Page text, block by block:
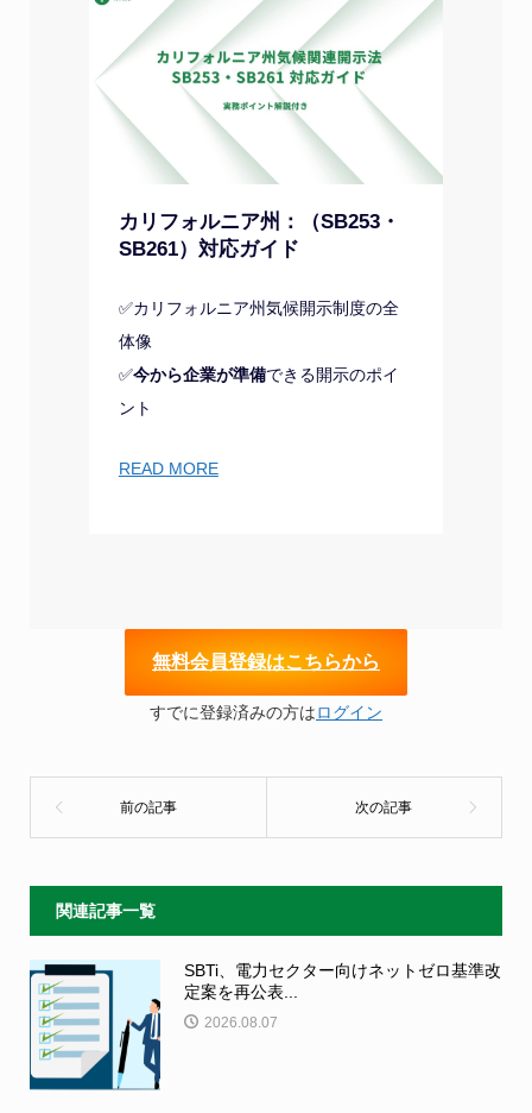
カリフォルニア州：（SB253・
SB261）対応ガイド
✅カリフォルニア州気候開示制度の全
体像
✅今から企業が準備できる開示のポイ
ント
READ MORE
無料会員登録はこちらから
すでに登録済みの方はログイン
関連記事一覧
SBTi、電力セクター向けネットゼロ基準改
定案を再公表...
2026.08.07